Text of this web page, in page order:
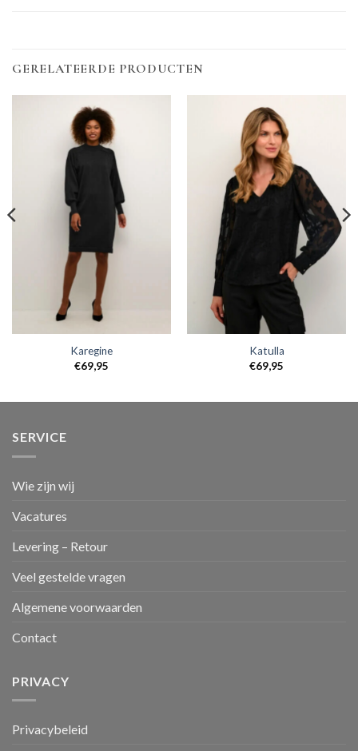
GERELATEERDE PRODUCTEN
Karegine
€69,95
Katulla
€69,95
SERVICE
Wie zijn wij
Vacatures
Levering – Retour
Veel gestelde vragen
Algemene voorwaarden
Contact
PRIVACY
Privacybeleid